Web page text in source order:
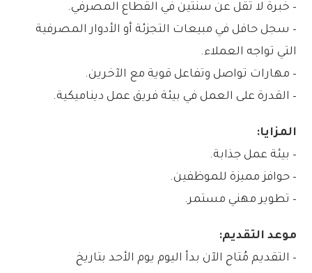
– خبرة لا تقل عن سنتين في القطاع المصرفي.
– سجل حافل في مبيعات التجزئة أو الأدوار المصرفية
التي تواجه العملاء.
– مهارات تواصل وتفاعل قوية مع الآخرين.
– القدرة على العمل في بيئة فريق عمل ديناميكية.
المزايا:
– بيئة عمل جذابة.
– حوافز مميزة للموظفين.
– تطوير مهني مستمر.
موعد التقديم:
– التقديم مُتاح الآن بدأ اليوم يوم الأحد بتاريخ